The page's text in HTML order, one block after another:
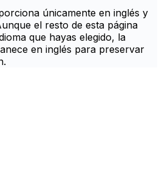
únicamente en inglés y
el resto de esta página
que hayas elegido, la
en inglés para preservar